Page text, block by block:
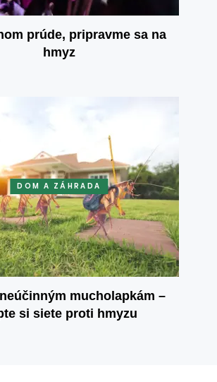
prúde, pripravme sa na
hmyz
DOM A ZÁHRADA
mucholapkám –
si siete proti hmyzu